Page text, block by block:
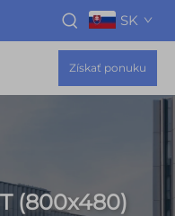
SK
Získať ponuku
(800x480)